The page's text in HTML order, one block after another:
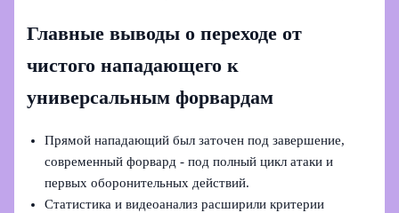
Главные выводы о переходе от
чистого нападающего к
универсальным форвардам
Прямой нападающий был заточен под завершение,
современный форвард - под полный цикл атаки и
первых оборонительных действий.
Статистика и видеоанализ расширили критерии